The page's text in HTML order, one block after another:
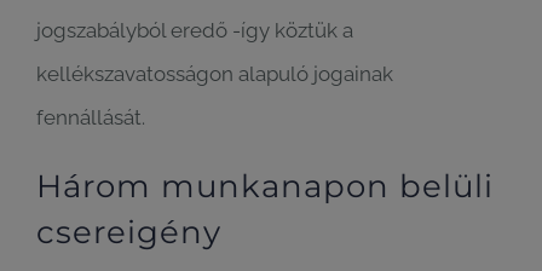
jogszabályból eredő -így köztük a
kellékszavatosságon alapuló jogainak
fennállását.
Három munkanapon belüli
csereigény